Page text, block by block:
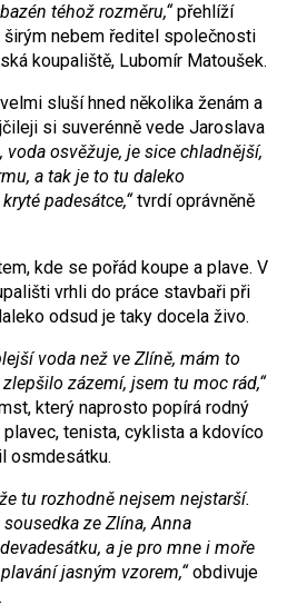
téhož rozměru,“přehlíží
nebem ředitel společnosti
koupaliště, Lubomír Matoušek.
sluší hned několika ženám a
si suverénně vede Jaroslava
voda osvěžuje, je sice chladnější,
a tak je to tu daleko
padesátce,“tvrdí oprávněně
kde se pořád koupe a plave. V
vrhli do práce stavbaři při
odsud je taky docela živo.
voda než ve Zlíně, mám to
zázemí, jsem tu moc rád,“
který naprosto popírá rodný
tenista, cyklista a kdovíco
osmdesátku.
tu rozhodně nejsem nejstarší.
ze Zlína, Anna
a je pro mne i moře
jasným vzorem,“obdivuje